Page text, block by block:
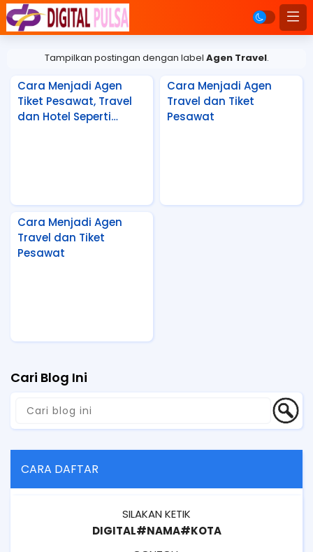
Tampilkan postingan dengan label Agen Travel.
Cara Menjadi Agen
Tiket Pesawat, Travel
dan Hotel Seperti
Cara Menjadi Agen
Travel dan Tiket
Pesawat
Cara Menjadi Agen
Travel dan Tiket
Pesawat
Cari Blog Ini
CARA DAFTAR
SILAKAN KETIK
DIGITAL#NAMA#KOTA